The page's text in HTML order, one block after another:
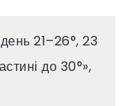
21–26°, 23
до 30°»,